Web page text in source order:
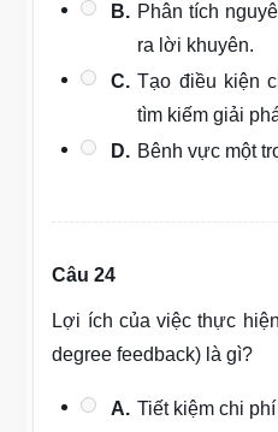
B. Phân tích
ra lời khuyên.
C. Tạo điều kiện
tìm kiếm giải
D. Bênh vực một
Câu 24
Lợi ích của việc thực
degree feedback) là gì?
A. Tiết kiệm chi